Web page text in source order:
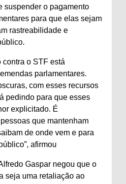
suspender o pagamento
para que elas sejam
rastreabilidade e
contra o STF está
parlamentares.
com esses recursos
pedindo para que esses
explicitado. É
que mantenham
de onde vem e para
afirmou
Gaspar negou que o
seja uma retaliação ao